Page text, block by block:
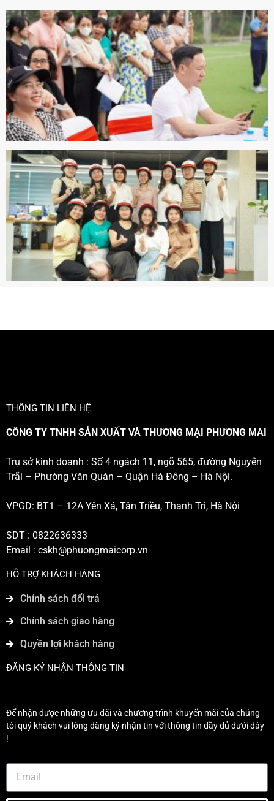
THÔNG TIN LIÊN HỆ
CÔNG TY TNHH SẢN XUẤT VÀ THƯƠNG MẠI PHƯƠNG MAI
Trụ sở kinh doanh : Số 4 ngách 11, ngõ 565, đường Nguyễn
Trãi – Phường Văn Quán – Quận Hà Đông – Hà Nội.
VPGD: BT1 – 12A Yên Xá, Tân Triều, Thanh Trì, Hà Nội
SDT : 0822636333
Email : cskh@phuongmaicorp.vn
HỖ TRỢ KHÁCH HÀNG
Chính sách đổi trả
Chính sách giao hàng
Quyền lợi khách hàng
ĐĂNG KÝ NHẬN THÔNG TIN
Để nhận được những ưu đãi và chương trình khuyến mãi của chúng
tôi quý khách vui lòng đăng ký nhận tin với thông tin đầy đủ dưới đây
!